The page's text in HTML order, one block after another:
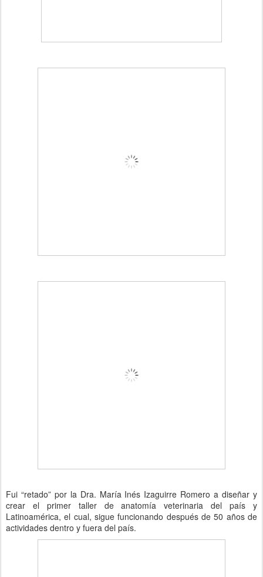
Fui “retado” por la Dra. María Inés Izaguirre Romero a diseñar y
crear el primer taller de anatomía veterinaria del país y
Latinoamérica, el cual, sigue funcionando después de 50 años de
actividades dentro y fuera del país.